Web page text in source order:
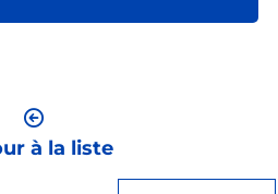
à la liste